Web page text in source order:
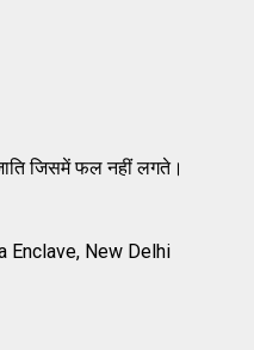
जिसमें फल नहीं लगते।
Enclave, New Delhi